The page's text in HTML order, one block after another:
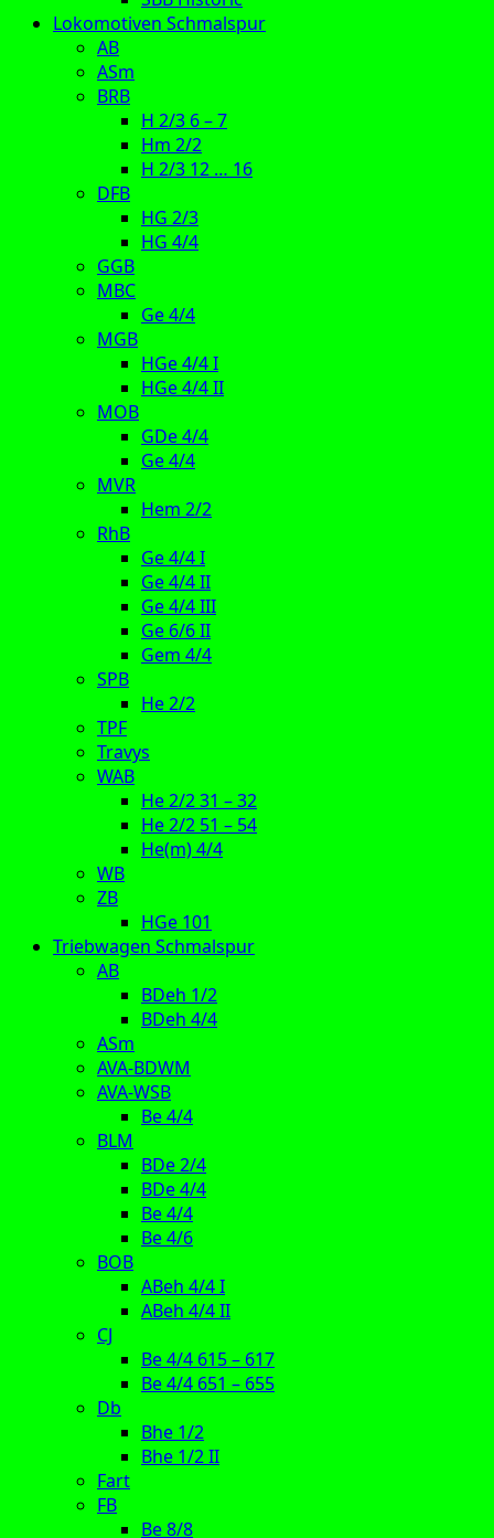
Lokomotiven Schmalspur
AB
ASm
BRB
H 2/3 6 – 7
Hm 2/2
H 2/3 12 … 16
DFB
HG 2/3
HG 4/4
GGB
MBC
Ge 4/4
MGB
HGe 4/4 I
HGe 4/4 II
MOB
GDe 4/4
Ge 4/4
MVR
Hem 2/2
RhB
Ge 4/4 I
Ge 4/4 II
Ge 4/4 III
Ge 6/6 II
Gem 4/4
SPB
He 2/2
TPF
Travys
WAB
He 2/2 31 – 32
He 2/2 51 – 54
He(m) 4/4
WB
ZB
HGe 101
Triebwagen Schmalspur
AB
BDeh 1/2
BDeh 4/4
ASm
AVA-BDWM
AVA-WSB
Be 4/4
BLM
BDe 2/4
BDe 4/4
Be 4/4
Be 4/6
BOB
ABeh 4/4 I
ABeh 4/4 II
CJ
Be 4/4 615 – 617
Be 4/4 651 – 655
Db
Bhe 1/2
Bhe 1/2 II
Fart
FB
Be 8/8